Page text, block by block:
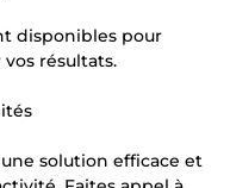
disponibles pour
résultats.
solution efficace et